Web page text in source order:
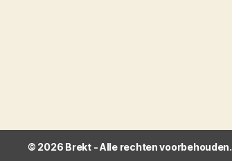
© 2026 Brekt- Alle rechten voorbehouden.